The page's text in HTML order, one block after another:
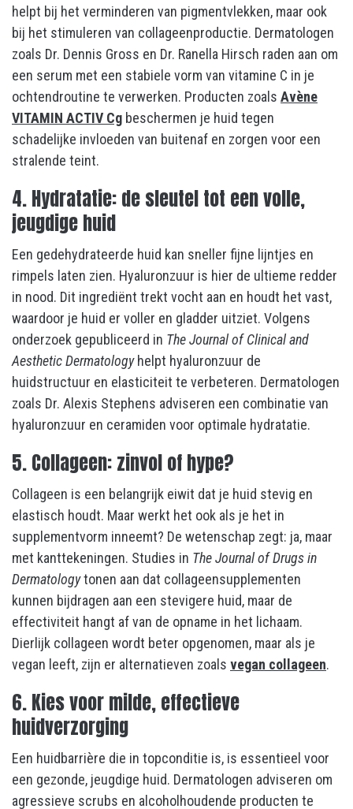
helpt bij het verminderen van pigmentvlekken, maar ook
bij het stimuleren van collageenproductie. Dermatologen
zoals Dr. Dennis Gross en Dr. Ranella Hirsch raden aan om
een serum met een stabiele vorm van vitamine C in je
ochtendroutine te verwerken. Producten zoals Avène
VITAMIN ACTIV Cg beschermen je huid tegen
schadelijke invloeden van buitenaf en zorgen voor een
stralende teint.
4. Hydratatie: de sleutel tot een volle,
jeugdige huid
Een gedehydrateerde huid kan sneller fijne lijntjes en
rimpels laten zien. Hyaluronzuur is hier de ultieme redder
in nood. Dit ingrediënt trekt vocht aan en houdt het vast,
waardoor je huid er voller en gladder uitziet. Volgens
onderzoek gepubliceerd in The Journal of Clinical and
Aesthetic Dermatologyhelpt hyaluronzuur de
huidstructuur en elasticiteit te verbeteren. Dermatologen
zoals Dr. Alexis Stephens adviseren een combinatie van
hyaluronzuur en ceramiden voor optimale hydratatie.
5. Collageen: zinvol of hype?
Collageen is een belangrijk eiwit dat je huid stevig en
elastisch houdt. Maar werkt het ook als je het in
supplementvorm inneemt? De wetenschap zegt: ja, maar
met kanttekeningen. Studies in The Journal of Drugs in
Dermatologytonen aan dat collageensupplementen
kunnen bijdragen aan een stevigere huid, maar de
effectiviteit hangt af van de opname in het lichaam.
Dierlijk collageen wordt beter opgenomen, maar als je
vegan leeft, zijn er alternatieven zoals vegan collageen.
6. Kies voor milde, effectieve
huidverzorging
Een huidbarrière die in topconditie is, is essentieel voor
een gezonde, jeugdige huid. Dermatologen adviseren om
agressieve scrubs en alcoholhoudende producten te